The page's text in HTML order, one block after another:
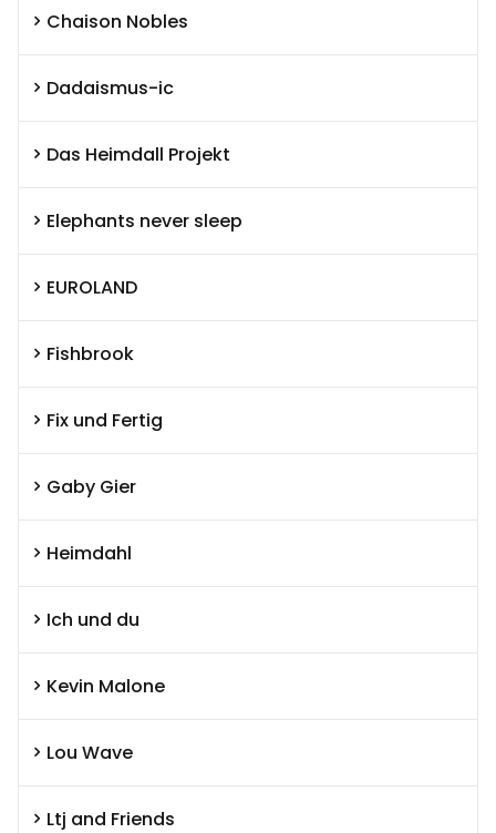
Chaison Nobles
Dadaismus-ic
Das Heimdall Projekt
Elephants never sleep
EUROLAND
Fishbrook
Fix und Fertig
Gaby Gier
Heimdahl
Ich und du
Kevin Malone
Lou Wave
Ltj and Friends